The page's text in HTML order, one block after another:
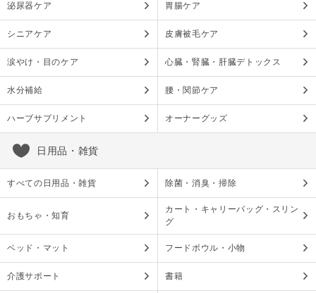
泌尿器ケア 胃腸ケア
シニアケア 皮膚被毛ケア
涙やけ・目のケア 心臓・腎臓・肝臓デトックス
水分補給 腰・関節ケア
ハーブサプリメント オーナーグッズ
日用品・雑貨
すべての日用品・雑貨 除菌・消臭・掃除
おもちゃ・知育
カート・キャリーバッグ・スリン
グ
ベッド・マット フードボウル・小物
介護サポート 書籍